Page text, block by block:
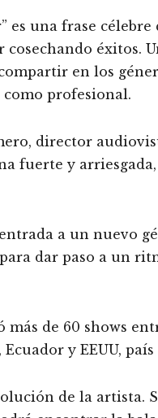
es una frase
éxitos.
en los
profesional.
director
fuerte y
a un nuevo
dar paso a un
de 60 shows
y EEUU,
de la